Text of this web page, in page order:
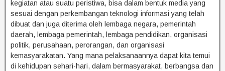
kegiatan atau suatu peristiwa, bisa dalam bentuk media yang
sesuai dengan perkembangan teknologi informasi yang telah
dibuat dan juga diterima oleh lembaga negara, pemerintah
daerah, lembaga pemerintah, lembaga pendidikan, organisasi
politik, perusahaan, perorangan, dan organisasi
kemasyarakatan. Yang mana pelaksanaannya dapat kita temui
di kehidupan sehari-hari, dalam bermasyarakat, berbangsa dan